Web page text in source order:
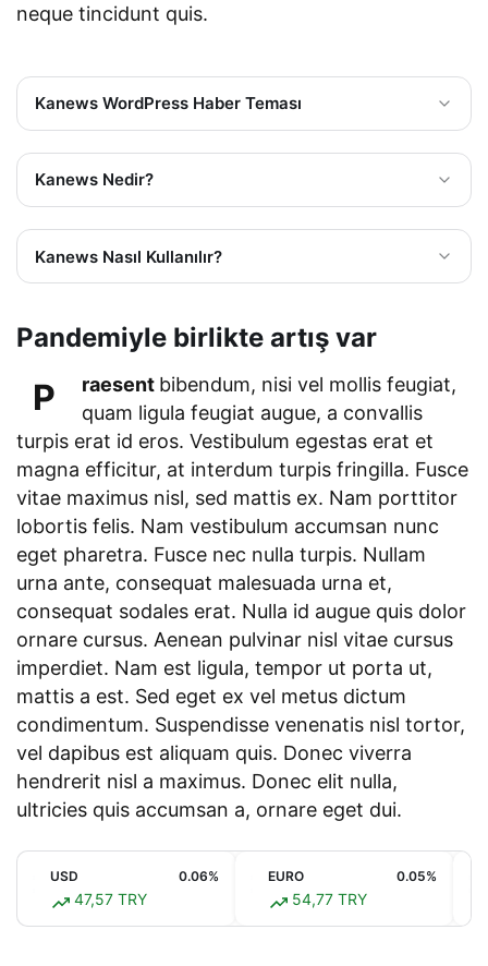
neque tincidunt quis.
Kanews WordPress Haber Teması
Kanews Nedir?
Kanews Nasıl Kullanılır?
Pandemiyle birlikte artış var
P raesent bibendum, nisi vel mollis feugiat,
quam ligula feugiat augue, a convallis
turpis erat id eros. Vestibulum egestas erat et
magna efficitur, at interdum turpis fringilla. Fusce
vitae maximus nisl, sed mattis ex. Nam porttitor
lobortis felis. Nam vestibulum accumsan nunc
eget pharetra. Fusce nec nulla turpis. Nullam
urna ante, consequat malesuada urna et,
consequat sodales erat. Nulla id augue quis dolor
ornare cursus. Aenean pulvinar nisl vitae cursus
imperdiet. Nam est ligula, tempor ut porta ut,
mattis a est. Sed eget ex vel metus dictum
condimentum. Suspendisse venenatis nisl tortor,
vel dapibus est aliquam quis. Donec viverra
hendrerit nisl a maximus. Donec elit nulla,
ultricies quis accumsan a, ornare eget dui.
USD 0.06%
47,57 TRY
EURO 0.05%
54,77 TRY